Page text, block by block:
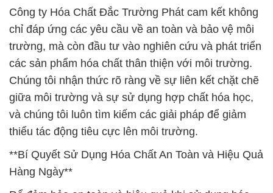
Công ty Hóa Chất Đắc Trường Phát cam kết không
chỉ đáp ứng các yêu cầu về an toàn và bảo vệ môi
trường, mà còn đầu tư vào nghiên cứu và phát triển
các sản phẩm hóa chất thân thiện với môi trường.
Chúng tôi nhận thức rõ ràng về sự liên kết chặt chẽ
giữa môi trường và sự sử dụng hợp chất hóa học,
và chúng tôi luôn tìm kiếm các giải pháp để giảm
thiểu tác động tiêu cực lên môi trường.
**Bí Quyết Sử Dụng Hóa Chất An Toàn và Hiệu Quả
Hàng Ngày**